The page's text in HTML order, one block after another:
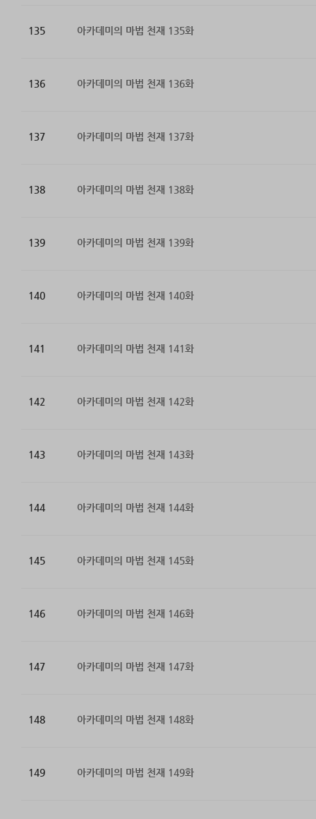
135 아카데미의 마법 천재 135화
136 아카데미의 마법 천재 136화
137 아카데미의 마법 천재 137화
138 아카데미의 마법 천재 138화
139 아카데미의 마법 천재 139화
140 아카데미의 마법 천재 140화
141 아카데미의 마법 천재 141화
142 아카데미의 마법 천재 142화
143 아카데미의 마법 천재 143화
144 아카데미의 마법 천재 144화
145 아카데미의 마법 천재 145화
146 아카데미의 마법 천재 146화
147 아카데미의 마법 천재 147화
148 아카데미의 마법 천재 148화
149 아카데미의 마법 천재 149화